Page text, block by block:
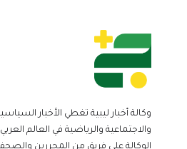
وكالة أخبار ليبية تغطي الأخبار
والاجتماعية والرياضية في العالم
الوكالة على فريق من المحررين